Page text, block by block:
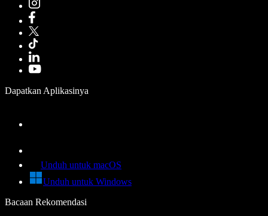
Dapatkan Aplikasinya
Unduh untuk macOS
Unduh untuk Windows
Bacaan Rekomendasi